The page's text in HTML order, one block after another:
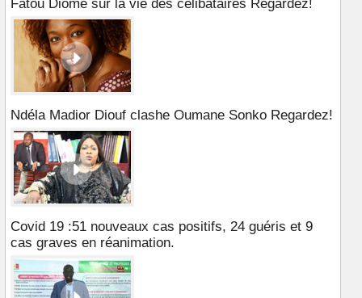
Fatou Diome sur la vie des célibataires Regardez!
Ndéla Madior Diouf clashe Oumane Sonko Regardez!
Covid 19 :51 nouveaux cas positifs, 24 guéris et 9
cas graves en réanimation.